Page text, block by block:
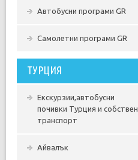
Автобусни програми GR
Самолетни програми GR
ТУРЦИЯ
Екскурзии,автобусни
почивки Турция и собствен
транспорт
Айвалък